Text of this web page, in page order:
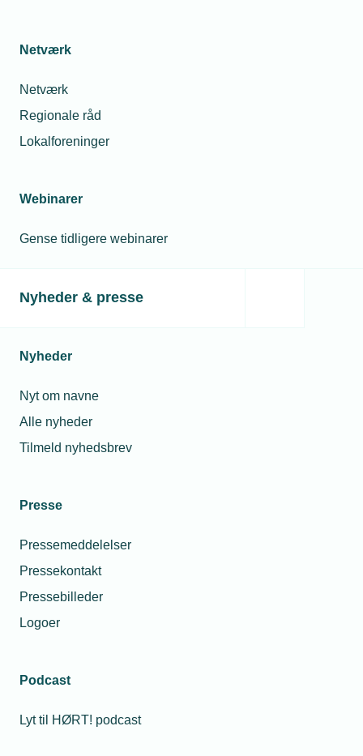
Netværk
Netværk
Regionale råd
Lokalforeninger
Webinarer
Gense tidligere webinarer
Nyheder & presse
Nyheder
Nyt om navne
Alle nyheder
Tilmeld nyhedsbrev
Presse
Pressemeddelelser
Pressekontakt
Pressebilleder
Logoer
Podcast
Lyt til HØRT! podcast